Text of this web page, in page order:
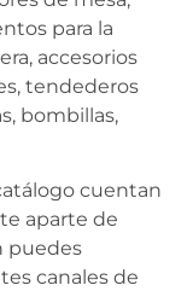
para la
accesorios
tendederos
bombillas,
cuentan
aparte de
puedes
canales de